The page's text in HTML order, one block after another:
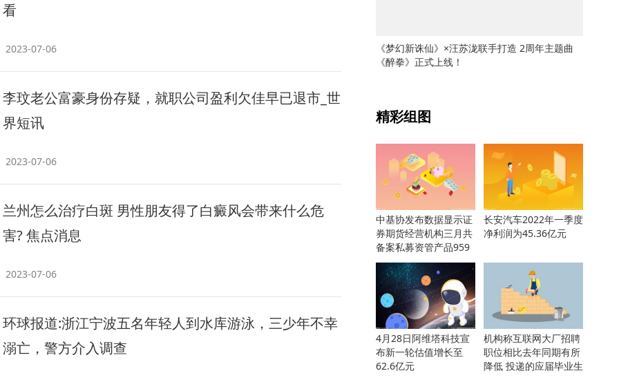
看
2023-07-06
李玟老公富豪身份存疑，就职公司盈利欠佳早已退市_世
界短讯
2023-07-06
兰州怎么治疗白斑 男性朋友得了白癜风会带来什么危
害? 焦点消息
2023-07-06
环球报道:浙江宁波五名年轻人到水库游泳，三少年不幸
溺亡，警方介入调查
《梦幻新诛仙》×汪苏泷联手打造 2周年主题曲
《醉拳》正式上线！
精彩组图
中基协发布数据显示证
券期货经营机构三月共
备案私募资管产品959
只
长安汽车2022年一季度
净利润为45.36亿元
4月28日阿维塔科技宣
布新一轮估值增长至
62.6亿元
机构称互联网大厂招聘
职位相比去年同期有所
降低 投递的应届毕业生